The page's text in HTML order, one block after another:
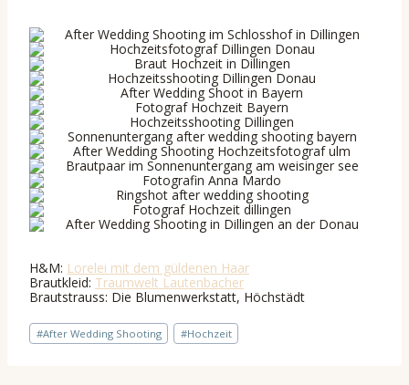
H&M: Lorelei mit dem güldenen Haar
Brautkleid: Traumwelt Lautenbacher
Brautstrauss: Die Blumenwerkstatt, Höchstädt
Schlagworte:
#After Wedding Shooting #Hochzeit